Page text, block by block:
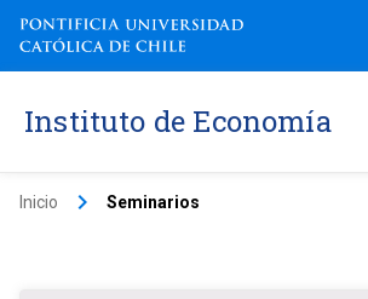
Instituto de Economía
Inicio keyboard_arrow_right Seminarios